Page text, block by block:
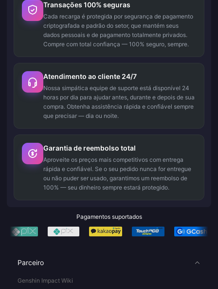
Transações 100% seguras
Cada recarga é protegida por segurança de pagamento
criptografada e padrão do setor, que mantém seus
dados pessoais e de pagamento totalmente privados.
Compre com total confiança — 100% seguro, sempre.
Atendimento ao cliente 24/7
Nossa simpática equipe de suporte está disponível 24
horas por dia para ajudar antes, durante e depois de sua
compra. Obtenha assistência rápida e confiável sempre
que precisar — dia ou noite.
Garantia de reembolso total
Aproveite os preços mais competitivos com entrega
rápida e confiável. Se o seu pedido nunca for entregue
ou não puder ser usado, garantimos um reembolso de
100% — seu dinheiro sempre estará protegido.
Pagamentos suportados
Parceiro
Genshin Impact Wiki